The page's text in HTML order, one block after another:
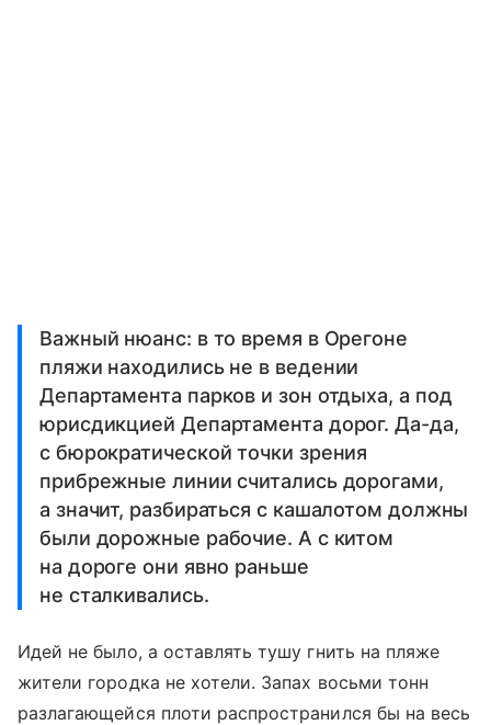
Важный нюанс: в то время в Орегоне
пляжи находились не в ведении
Департамента парков и зон отдыха, а под
юрисдикцией Департамента дорог. Да-да,
с бюрократической точки зрения
прибрежные линии считались дорогами,
а значит, разбираться с кашалотом должны
были дорожные рабочие. А с китом
на дороге они явно раньше
не сталкивались.
Идей не было, а оставлять тушу гнить на пляже
жители городка не хотели. Запах восьми тонн
разлагающейся плоти распространился бы на весь